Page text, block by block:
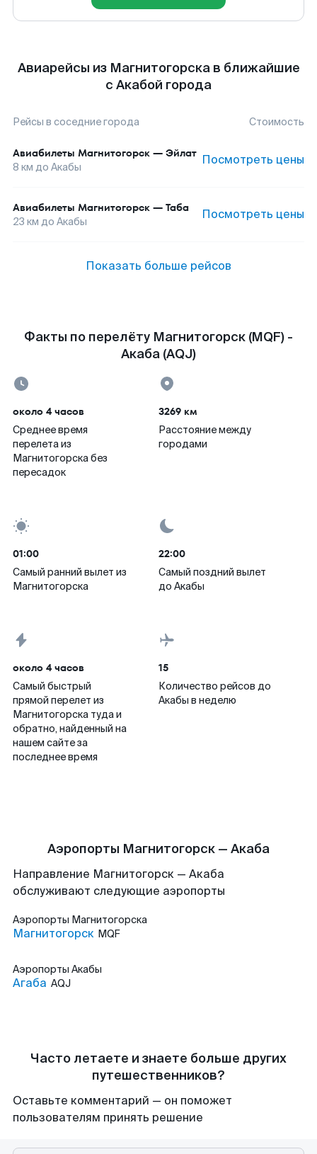
Авиарейсы из Магнитогорска в ближайшие
с Акабой города
Рейсы в соседние города Стоимость
Авиабилеты Магнитогорск — Эйлат
8 км до Акабы Посмотреть цены
Авиабилеты Магнитогорск — Таба
23 км до Акабы Посмотреть цены
Показать больше рейсов
Факты по перелёту Магнитогорск (MQF) -
Акаба (AQJ)
около 4 часов
Среднее время
перелета из
Магнитогорска без
пересадок
3269 км
Расстояние между
городами
01:00
Самый ранний вылет из
Магнитогорска
22:00
Самый поздний вылет
до Акабы
около 4 часов
Самый быстрый
прямой перелет из
Магнитогорска туда и
обратно, найденный на
нашем сайте за
последнее время
15
Количество рейсов до
Акабы в неделю
Аэропорты Магнитогорск — Акаба
Направление Магнитогорск — Акаба
обслуживают следующие аэропорты
Аэропорты Магнитогорска
Магнитогорск MQF
Аэропорты Акабы
Агаба AQJ
Часто летаете и знаете больше других
путешественников?
Оставьте комментарий — он поможет
пользователям принять решение